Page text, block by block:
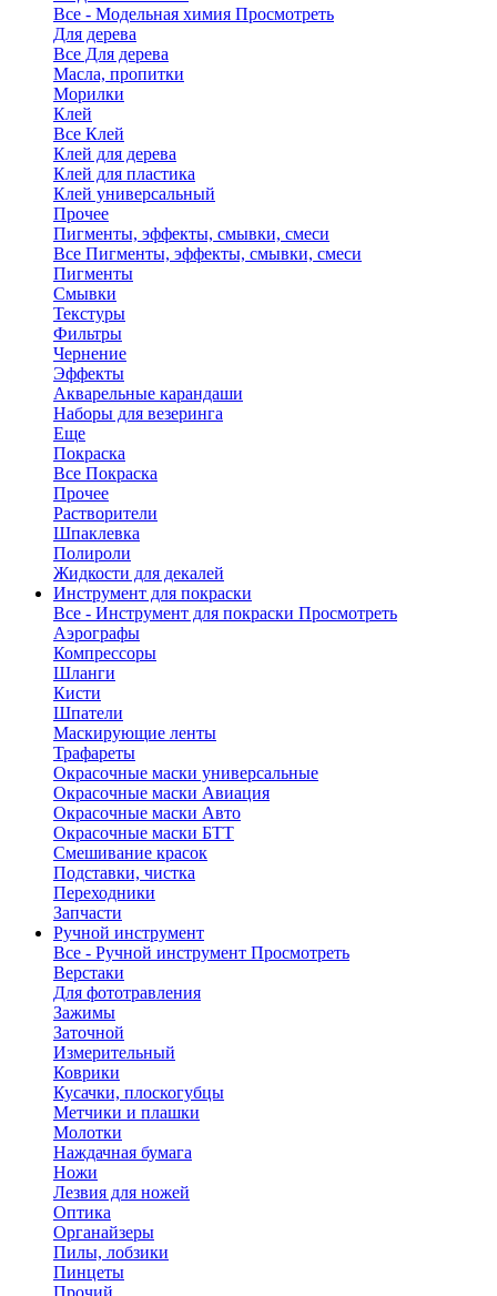
Все - Модельная химия Просмотреть
Для дерева
Все Для дерева
Масла, пропитки
Морилки
Клей
Все Клей
Клей для дерева
Клей для пластика
Клей универсальный
Прочее
Пигменты, эффекты, смывки, смеси
Все Пигменты, эффекты, смывки, смеси
Пигменты
Смывки
Текстуры
Фильтры
Чернение
Эффекты
Акварельные карандаши
Наборы для везеринга
Еще
Покраска
Все Покраска
Прочее
Растворители
Шпаклевка
Полироли
Жидкости для декалей
Инструмент для покраски
Все - Инструмент для покраски Просмотреть
Аэрографы
Компрессоры
Шланги
Кисти
Шпатели
Маскирующие ленты
Трафареты
Окрасочные маски универсальные
Окрасочные маски Авиация
Окрасочные маски Авто
Окрасочные маски БТТ
Смешивание красок
Подставки, чистка
Переходники
Запчасти
Ручной инструмент
Все - Ручной инструмент Просмотреть
Верстаки
Для фототравления
Зажимы
Заточной
Измерительный
Коврики
Кусачки, плоскогубцы
Метчики и плашки
Молотки
Наждачная бумага
Ножи
Лезвия для ножей
Оптика
Органайзеры
Пилы, лобзики
Пинцеты
Прочий